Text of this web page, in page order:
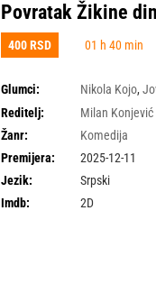
Povratak Žikine
400 RSD 01 h 40 min
Glumci: Nikola Kojo,
Videnović
Slobodan Boda
Reditelj:
Milan Konjević
Žanr:
Komedija
Premijera:
2025-12-11
Jezik:
Srpski
Imdb:
2D